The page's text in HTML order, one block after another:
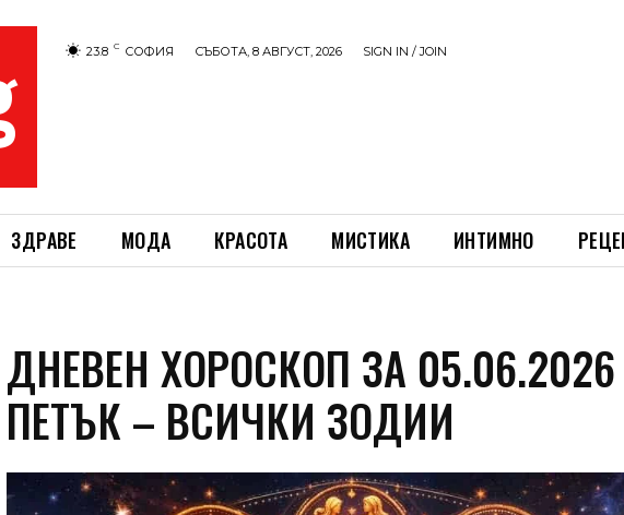
23.8 C СОФИЯ СЪБОТА, 8 АВГУСТ, 2026 SIGN IN / JOIN
ЗДРАВЕ МОДА КРАСОТА МИСТИКА ИНТИМНО
ДНЕВЕН ХОРОСКОП ЗА
ПЕТЪК – ВСИЧКИ ЗОДИИ